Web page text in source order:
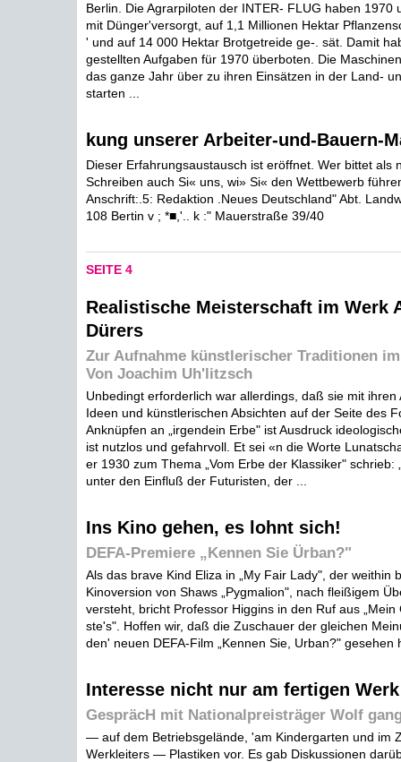
Berlin. Die Agrarpiloten der INTER- FLUG haben 1970
mit Dünger'versorgt, auf 1,1 Millionen Hektar
' und auf 14 000 Hektar Brotgetreide ge-. sät. Damit
gestellten Aufgaben für 1970 überboten. Die
das ganze Jahr über zu ihren Einsätzen in der Land-
starten ...
kung unserer Arbeiter-und-Bauern-
Dieser Erfahrungsaustausch ist eröffnet. Wer bittet als
Schreiben auch Si« uns, wi» Si« den Wettbewerb
Anschrift:.5: Redaktion .Neues Deutschland" Abt.
108 Bertin v ; *■,'.. k :" Mauerstraße 39/40
SEITE 4
Realistische Meisterschaft im Werk
Dürers
Zur Aufnahme künstlerischer Traditionen
Von Joachim Uh'litzsch
Unbedingt erforderlich war allerdings, daß sie mit ihren
Ideen und künstlerischen Absichten auf der Seite des
Anknüpfen an „irgendein Erbe" ist Ausdruck
ist nutzlos und gefahrvoll. Et sei «n die Worte
er 1930 zum Thema „Vom Erbe der Klassiker" schrieb:
unter den Einfluß der Futuristen, der ...
Ins Kino gehen, es lohnt sich!
DEFA-Premiere „Kennen Sie Ürban?"
Als das brave Kind Eliza in „My Fair Lady", der weithin
Kinoversion von Shaws „Pygmalion", nach fleißigem
versteht, bricht Professor Higgins in den Ruf aus „Mein
ste's". Hoffen wir, daß die Zuschauer der gleichen
den' neuen DEFA-Film „Kennen Sie, Urban?" gesehen
Interesse nicht nur am fertigen Werk
GespräcH mit Nationalpreisträger Wolf
— auf dem Betriebsgelände, 'am Kindergarten und im
Werkleiters — Plastiken vor. Es gab Diskussionen